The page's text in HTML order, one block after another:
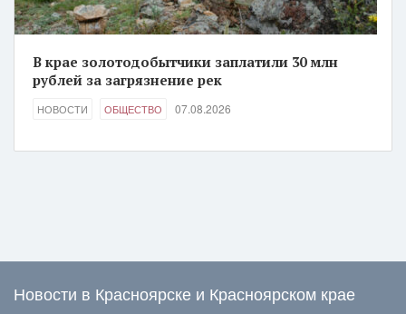
В крае золотодобытчики заплатили 30 млн
рублей за загрязнение рек
НОВОСТИ ОБЩЕСТВО 07.08.2026
Новости в Красноярске и Красноярском крае